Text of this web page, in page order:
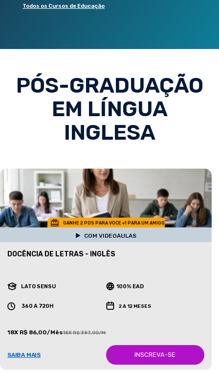
Todos os Cursos de Educação
PÓS-GRADUAÇÃO
EM LÍNGUA
INGLESA
GANHE 2 POS PARA VOCE +1 PARA UM AMIGO
COM VIDEOAULAS
DOCÊNCIA DE LETRAS - INGLÊS
LATO SENSU 100% EAD
360 A 720H 2 A 12 MESES
18X R$ 86,00/Mês18X R$ 387,00/Mês
SAIBA MAIS INSCREVA-SE